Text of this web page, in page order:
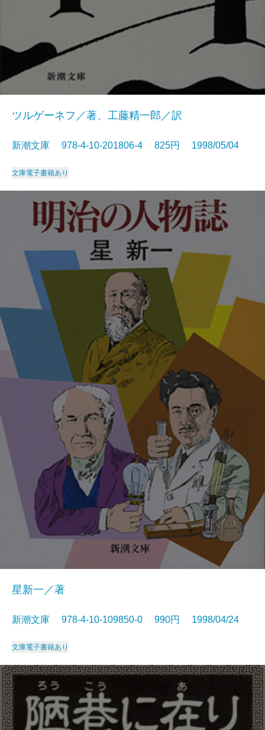
ツルゲーネフ／著、工藤精一郎／訳
新潮文庫 978-4-10-201806-4 825円 1998/05/04
文庫電子書籍あり
星新一／著
新潮文庫 978-4-10-109850-0 990円 1998/04/24
文庫電子書籍あり